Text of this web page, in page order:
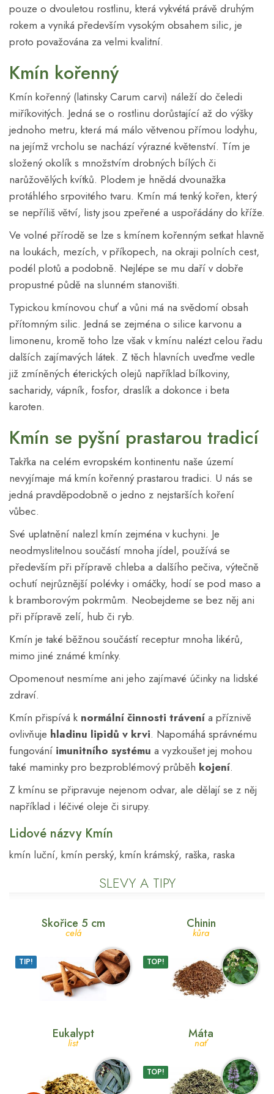
pouze o dvouletou rostlinu, která vykvétá právě druhým
rokem a vyniká především vysokým obsahem silic, je
proto považována za velmi kvalitní.
Kmín kořenný
Kmín kořenný (latinsky Carum carvi) náleží do čeledi
miříkovitých. Jedná se o rostlinu dorůstající až do výšky
jednoho metru, která má málo větvenou přímou lodyhu,
na jejímž vrcholu se nachází výrazné květenství. Tím je
složený okolík s množstvím drobných bílých či
narůžovělých kvítků. Plodem je hnědá dvounažka
protáhlého srpovitého tvaru. Kmín má tenký kořen, který
se nepříliš větví, listy jsou zpeřené a uspořádány do kříže.
Ve volné přírodě se lze s kmínem kořenným setkat hlavně
na loukách, mezích, v příkopech, na okraji polních cest,
podél plotů a podobně. Nejlépe se mu daří v dobře
propustné půdě na slunném stanovišti.
Typickou kmínovou chuť a vůni má na svědomí obsah
přítomným silic. Jedná se zejména o silice karvonu a
limonenu, kromě toho lze však v kmínu nalézt celou řadu
dalších zajímavých látek. Z těch hlavních uveďme vedle
již zmíněných éterických olejů například bílkoviny,
sacharidy, vápník, fosfor, draslík a dokonce i beta
karoten.
Kmín se pyšní prastarou tradicí
Takřka na celém evropském kontinentu naše území
nevyjímaje má kmín kořenný prastarou tradici. U nás se
jedná pravděpodobně o jedno z nejstarších koření
vůbec.
Své uplatnění nalezl kmín zejména v kuchyni. Je
neodmyslitelnou součástí mnoha jídel, používá se
především při přípravě chleba a dalšího pečiva, výtečně
ochutí nejrůznější polévky i omáčky, hodí se pod maso a
k bramborovým pokrmům. Neobejdeme se bez něj ani
při přípravě zelí, hub či ryb.
Kmín je také běžnou součástí receptur mnoha likérů,
mimo jiné známé kmínky.
Opomenout nesmíme ani jeho zajímavé účinky na lidské
zdraví.
Kmín přispívá k normální činnosti trávení a příznivě
ovlivňuje hladinu lipidů v krvi. Napomáhá správnému
fungování imunitního systému a vyzkoušet jej mohou
také maminky pro bezproblémový průběh kojení.
Z kmínu se připravuje nejenom odvar, ale dělají se z něj
například i léčivé oleje či sirupy.
Lidové názvy Kmín
kmín luční, kmín perský, kmín krámský, raška, raska
SLEVY A TIPY
Skořice 5 cm
celá
TIP!
Chinin
kůra
TOP!
Eukalypt
list
Máta
nať
TOP!